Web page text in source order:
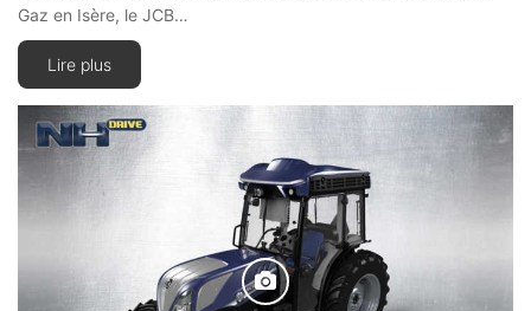
Gaz en Isère, le JCB…
Lire plus